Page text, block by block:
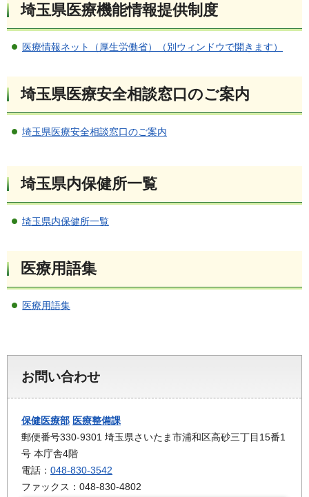
埼玉県医療機能情報提供制度
医療情報ネット（厚生労働省）（別ウィンドウで開きます）
埼玉県医療安全相談窓口のご案内
埼玉県医療安全相談窓口のご案内
埼玉県内保健所一覧
埼玉県内保健所一覧
医療用語集
医療用語集
お問い合わせ
保健医療部 医療整備課
郵便番号330-9301 埼玉県さいたま市浦和区高砂三丁目15番1
号 本庁舎4階
電話： 048-830-3542
ファックス：048-830-4802